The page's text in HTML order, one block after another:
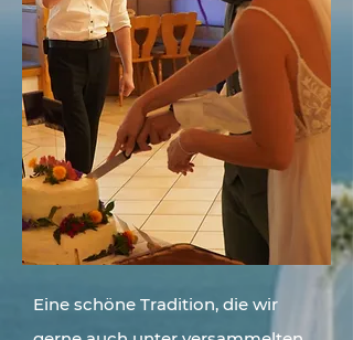
Eine schöne Tradition, die wir